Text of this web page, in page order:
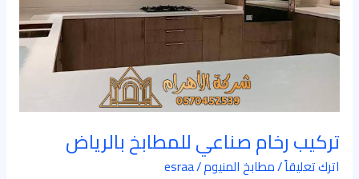
تركيب رخام صناعي للمطابخ بالرياض
اترك تعليقاً/مطابخ المنيوم/
esraa